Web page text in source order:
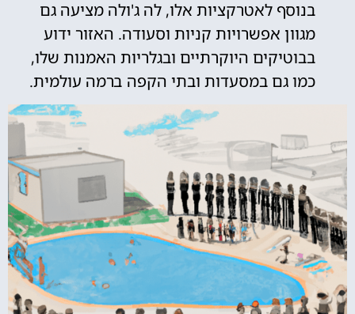
בנוסף לאטרקציות אלו, לה ג'ולה מציעה גם
מגוון אפשרויות קניות וסעודה. האזור ידוע
בבוטיקים היוקרתיים ובגלריות האמנות שלו,
כמו גם במסעדות ובתי הקפה ברמה עולמית.